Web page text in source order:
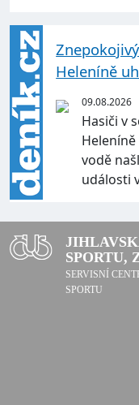
Heleníně
09.08.2026
Hasiči v
vodě
události
SPORTU,
SERVISNÍ
SPORTU